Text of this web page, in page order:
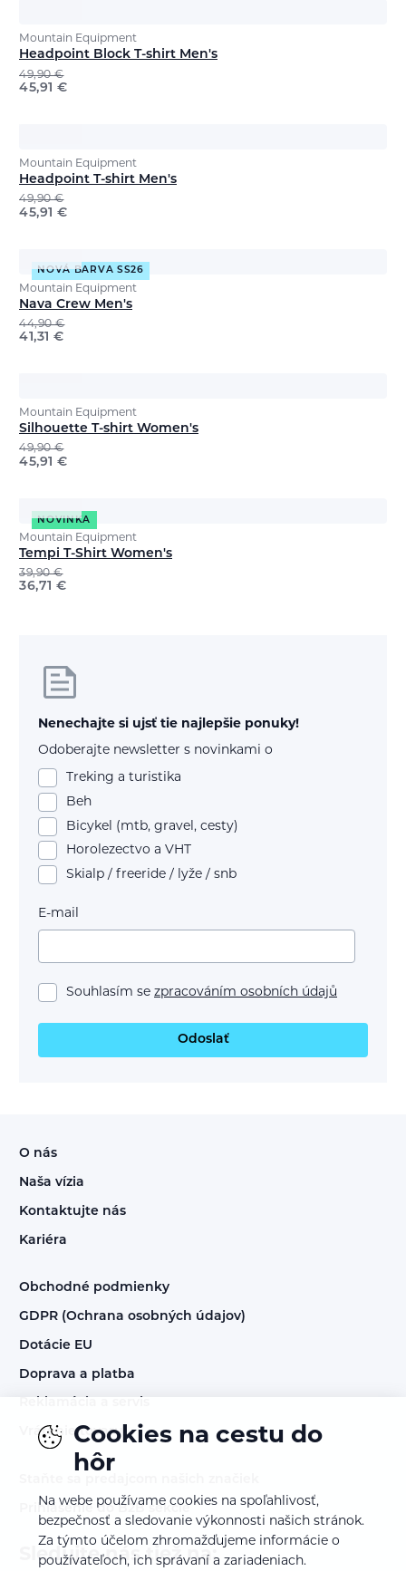
Mountain Equipment
Headpoint Block T-shirt Men's
49,90€
45,91 €
Mountain Equipment
Headpoint T-shirt Men's
49,90€
45,91 €
NOVÁ BARVA SS26
Mountain Equipment
Nava Crew Men's
44,90€
41,31 €
Mountain Equipment
Silhouette T-shirt Women's
49,90€
45,91 €
NOVINKA
Mountain Equipment
Tempi T-Shirt Women's
39,90€
36,71 €
Nenechajte si ujsť tie najlepšie ponuky!
Odoberajte newsletter s novinkami o
Treking a turistika
Beh
Bicykel (mtb, gravel, cesty)
Horolezectvo a VHT
Skialp / freeride / lyže / snb
E-mail
Souhlasím se zpracováním osobních údajů
Odoslať
O nás
Naša vízia
Kontaktujte nás
Kariéra
Obchodné podmienky
GDPR (Ochrana osobných údajov)
Dotácie EU
Doprava a platba
Vrátenie tovaru
Prihlásenie do B2B sekcie
Sledujte nás tiež na:
Cookies na cestu do
hôr
Na webe používame cookies na spoľahlivosť,
bezpečnosť a sledovanie výkonnosti našich stránok.
Za týmto účelom zhromažďujeme informácie o
používateľoch, ich správaní a zariadeniach.